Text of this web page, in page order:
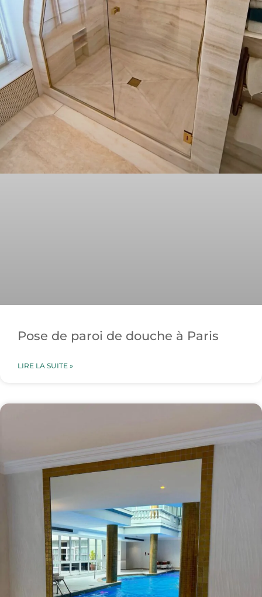
Pose de paroi de douche à Paris
LIRE LA SUITE »